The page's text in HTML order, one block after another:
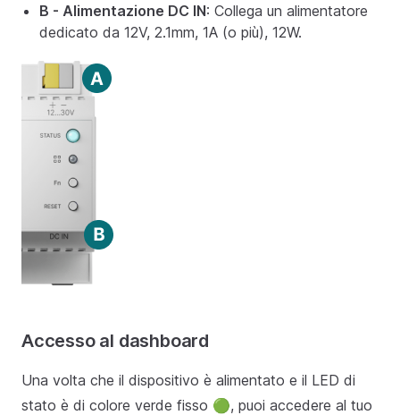
B - Alimentazione DC IN: Collega un alimentatore
dedicato da 12V, 2.1mm, 1A (o più), 12W.
Accesso al dashboard
Una volta che il dispositivo è alimentato e il LED di
stato è di colore verde fisso 🟢, puoi accedere al tuo